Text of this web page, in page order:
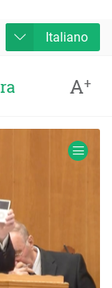
Italiano
A+